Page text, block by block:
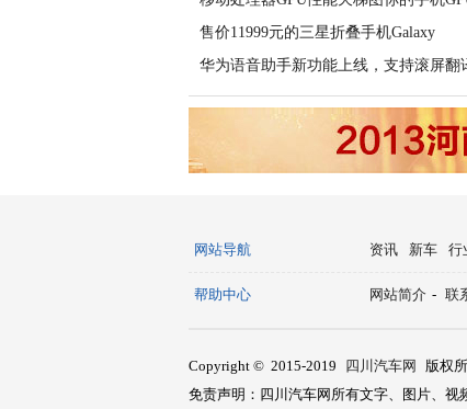
售价11999元的三星折叠手机Galaxy
华为语音助手新功能上线，支持滚屏翻
网站导航 资讯 新车 行
帮助中心 网站简介 - 联
Copyright © 2015-2019 四川汽车网 版权
免责声明：四川汽车网所有文字、图片、